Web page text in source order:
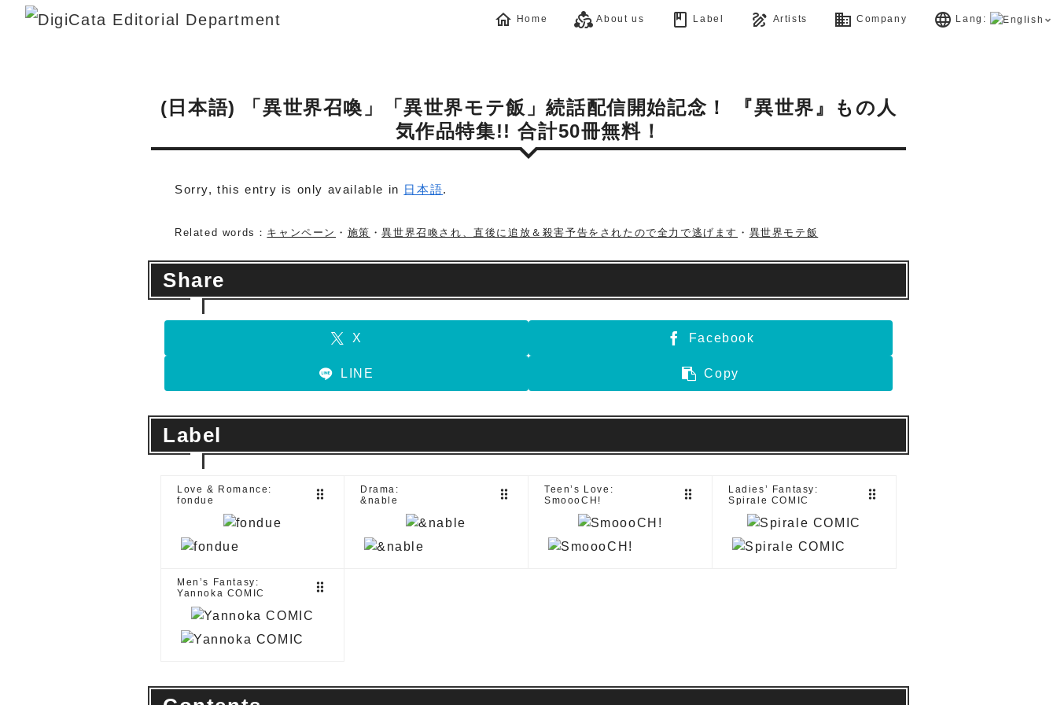
home Home diversity_2 About us book Label draw Artists business Company language Lang:
(日本語) 「異世界召喚」「異世界モテ飯」続話配信開始記念！ 『異世界』もの人
気作品特集!! 合計50冊無料！
Sorry, this entry is only available in 日本語.
Related words： キャンペーン ・ 施策 ・異世界召喚され、直後に追放＆殺害予告をされたので全力で逃げます ・ 異世界モテ飯
Share
X Facebook
LINE Copy
Label
Love & Romance:
fondue
drag_indicator
Drama:
&nable
drag_indicator
Teen’s Love:
SmoooCH!
drag_indicator
Ladies’ Fantasy:
Spirale COMIC
drag_indicator
Men’s Fantasy:
Yannoka COMIC
drag_indicator